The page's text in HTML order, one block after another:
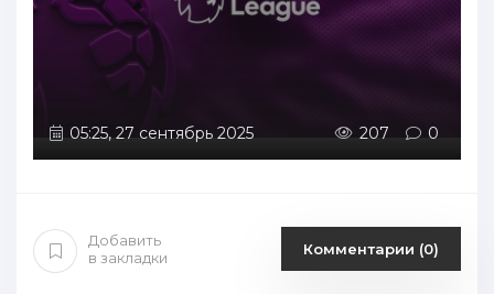
05:25, 27 сентябрь 2025 207 0
Добавить
в закладки
Комментарии (0)